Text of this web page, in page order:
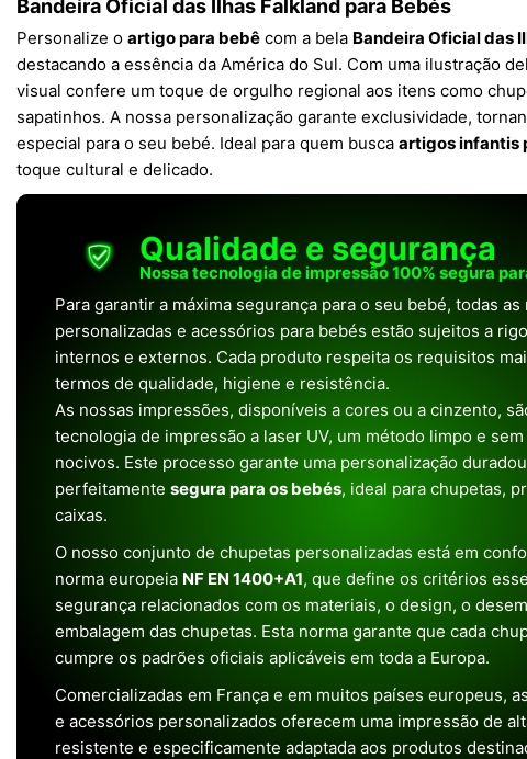
Bandeira Oficial das Ilhas Falkland para Bebés
Personalize o artigo para bebê com a bela Bandeira Oficial das
destacando a essência da América do Sul. Com uma ilustração
visual confere um toque de orgulho regional aos itens como
sapatinhos. A nossa personalização garante exclusividade,
especial para o seu bebé. Ideal para quem busca artigos infantis
toque cultural e delicado.
Qualidade e segurança
Nossa tecnologia de impressão 100% segura
Para garantir a máxima segurança para o seu bebé, todas
personalizadas e acessórios para bebés estão sujeitos a
internos e externos. Cada produto respeita os requisitos
termos de qualidade, higiene e resistência.
As nossas impressões, disponíveis a cores ou a cinzento,
tecnologia de impressão a laser UV, um método limpo e
nocivos. Este processo garante uma personalização
perfeitamente segura para os bebés, ideal para chupetas,
caixas.
O nosso conjunto de chupetas personalizadas está em
norma europeia NF EN 1400+A1, que define os critérios
segurança relacionados com os materiais, o design, o
embalagem das chupetas. Esta norma garante que cada
cumpre os padrões oficiais aplicáveis em toda a Europa.
Comercializadas em França e em muitos países europeus,
e acessórios personalizados oferecem uma impressão de
resistente e especificamente adaptada aos produtos